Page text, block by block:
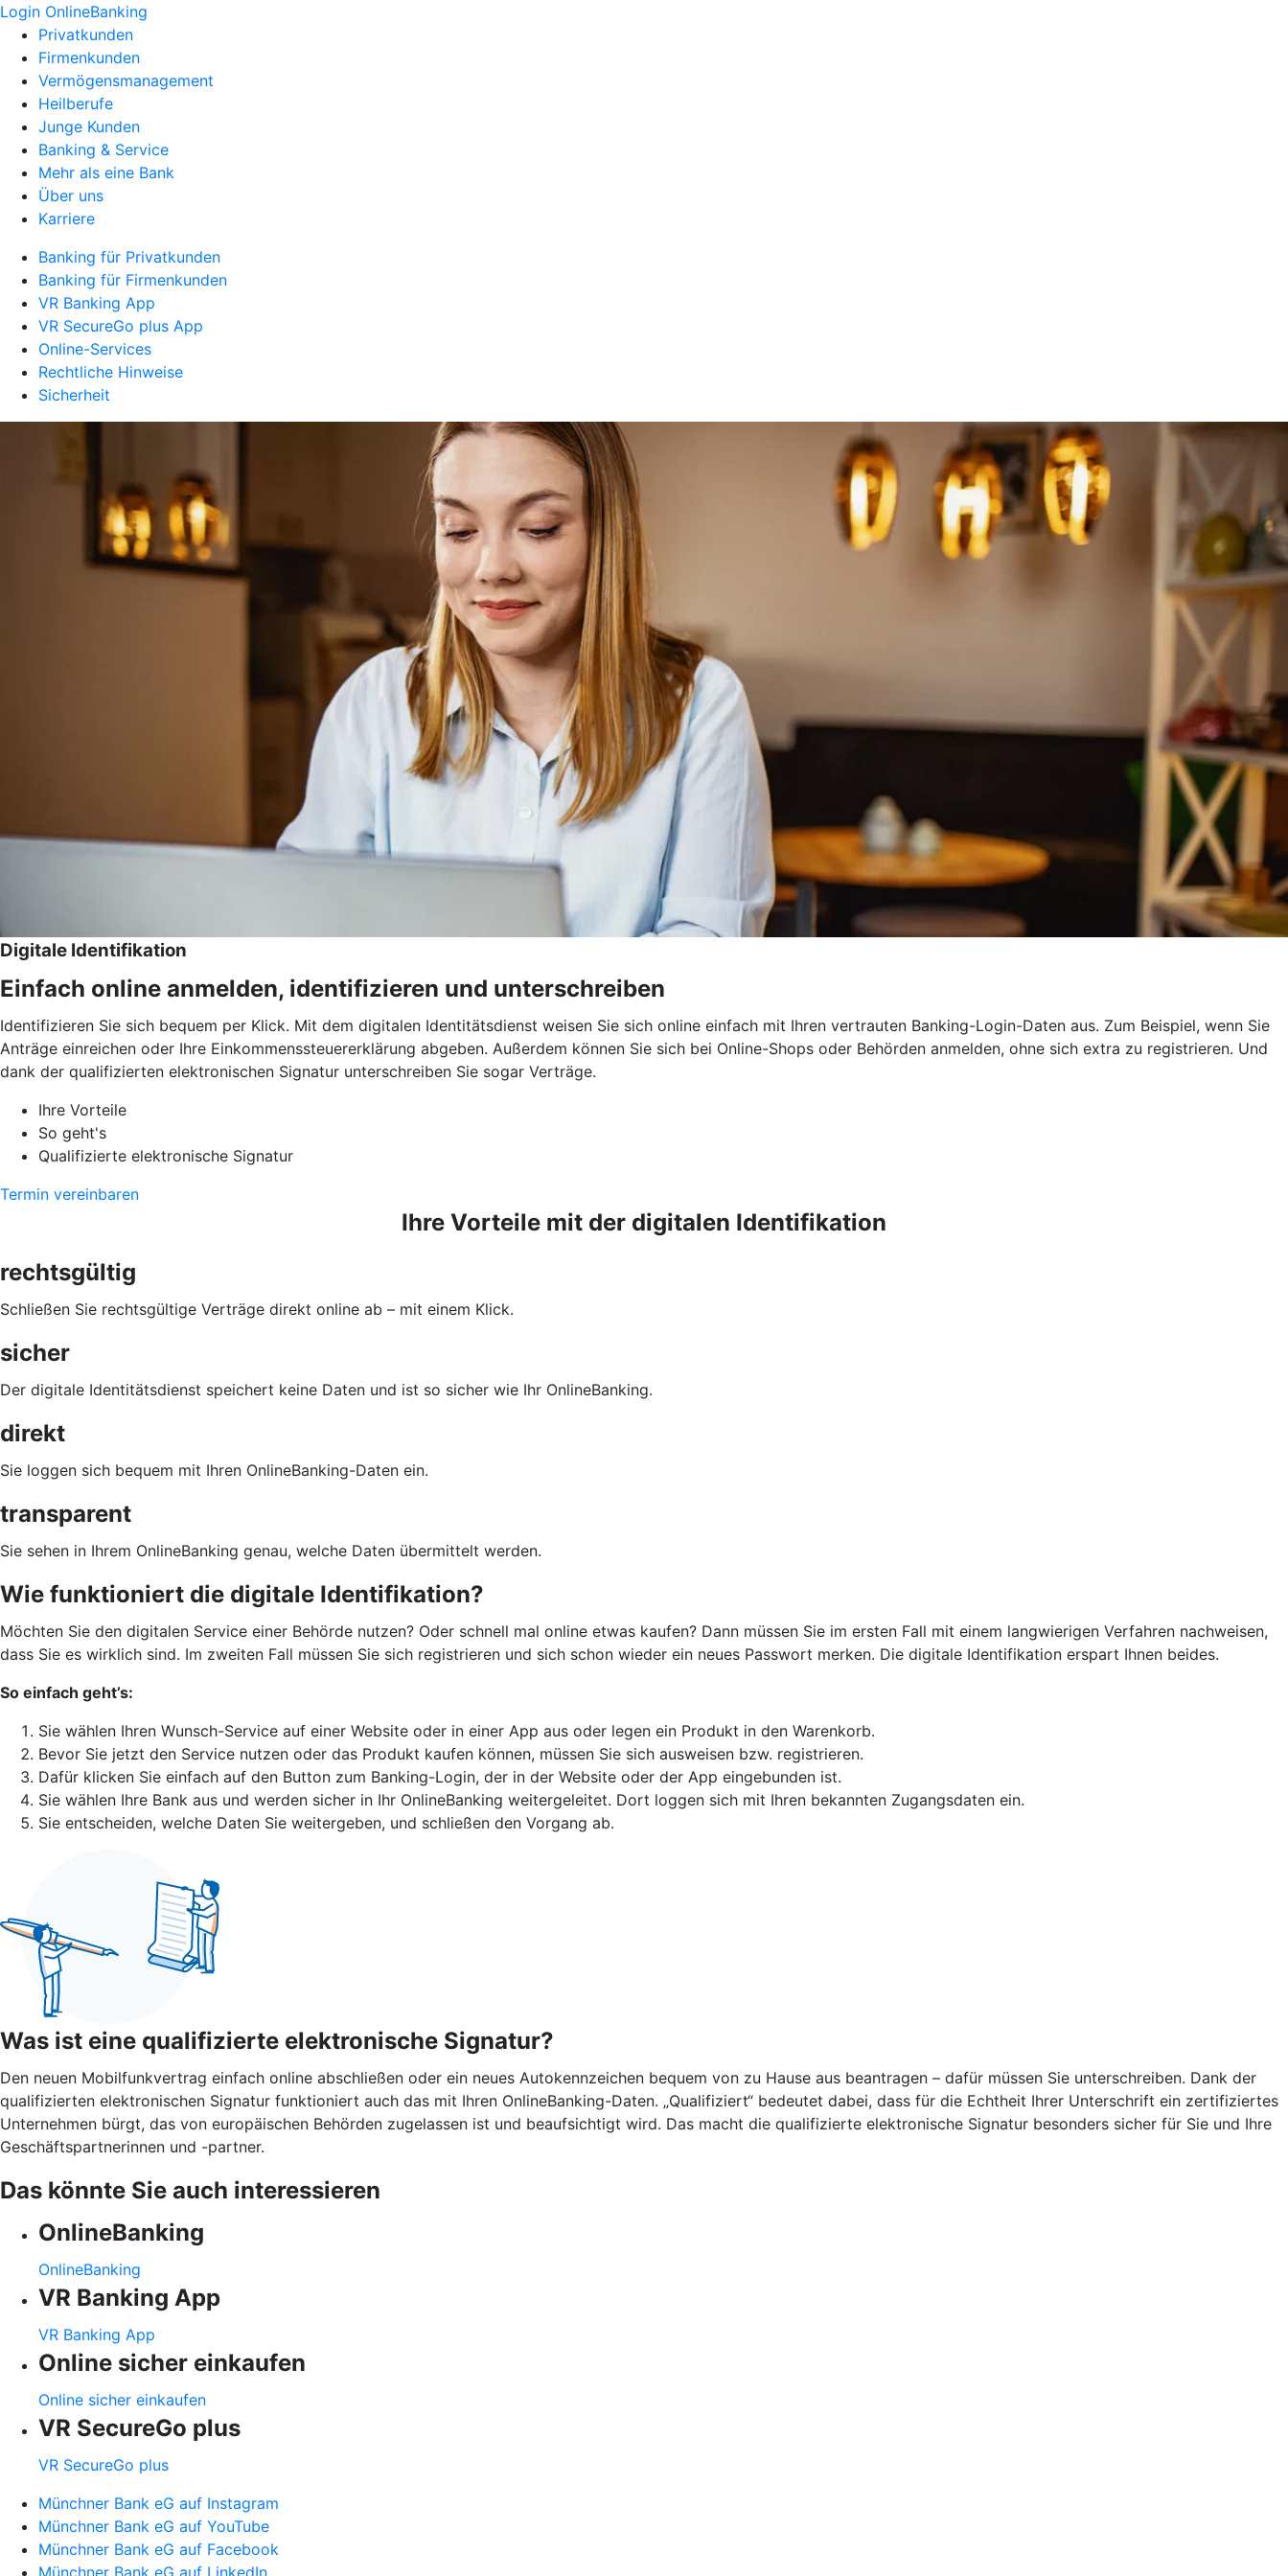
Login OnlineBanking
Privatkunden
Firmenkunden
Vermögensmanagement
Heilberufe
Junge Kunden
Banking & Service
Mehr als eine Bank
Über uns
Karriere
Banking für Privatkunden
Banking für Firmenkunden
VR Banking App
VR SecureGo plus App
Online-Services
Rechtliche Hinweise
Sicherheit
Digitale Identifikation
Einfach online anmelden, identifizieren und unterschreiben
Identifizieren Sie sich bequem per Klick. Mit dem digitalen Identitätsdienst weisen Sie sich online einfach mit Ihren vertrauten Banking-Login-Daten aus. Zum Beispiel, wenn Sie
Anträge einreichen oder Ihre Einkommenssteuererklärung abgeben. Außerdem können Sie sich bei Online-Shops oder Behörden anmelden, ohne sich extra zu registrieren. Und
dank der qualifizierten elektronischen Signatur unterschreiben Sie sogar Verträge.
Ihre Vorteile
So geht's
Qualifizierte elektronische Signatur
Termin vereinbaren
Ihre Vorteile mit der digitalen Identifikation
rechtsgültig
Schließen Sie rechtsgültige Verträge direkt online ab – mit einem Klick.
sicher
Der digitale Identitätsdienst speichert keine Daten und ist so sicher wie Ihr OnlineBanking.
direkt
Sie loggen sich bequem mit Ihren OnlineBanking-Daten ein.
transparent
Sie sehen in Ihrem OnlineBanking genau, welche Daten übermittelt werden.
Wie funktioniert die digitale Identifikation?
Möchten Sie den digitalen Service einer Behörde nutzen? Oder schnell mal online etwas kaufen? Dann müssen Sie im ersten Fall mit einem langwierigen Verfahren nachweisen,
dass Sie es wirklich sind. Im zweiten Fall müssen Sie sich registrieren und sich schon wieder ein neues Passwort merken. Die digitale Identifikation erspart Ihnen beides.
So einfach geht’s:
Sie wählen Ihren Wunsch-Service auf einer Website oder in einer App aus oder legen ein Produkt in den Warenkorb.
Bevor Sie jetzt den Service nutzen oder das Produkt kaufen können, müssen Sie sich ausweisen bzw. registrieren.
Dafür klicken Sie einfach auf den Button zum Banking-Login, der in der Website oder der App eingebunden ist.
Sie wählen Ihre Bank aus und werden sicher in Ihr OnlineBanking weitergeleitet. Dort loggen sich mit Ihren bekannten Zugangsdaten ein.
Sie entscheiden, welche Daten Sie weitergeben, und schließen den Vorgang ab.
Was ist eine qualifizierte elektronische Signatur?
Den neuen Mobilfunkvertrag einfach online abschließen oder ein neues Autokennzeichen bequem von zu Hause aus beantragen – dafür müssen Sie unterschreiben. Dank der
qualifizierten elektronischen Signatur funktioniert auch das mit Ihren OnlineBanking-Daten. „Qualifiziert“ bedeutet dabei, dass für die Echtheit Ihrer Unterschrift ein zertifiziertes
Unternehmen bürgt, das von europäischen Behörden zugelassen ist und beaufsichtigt wird. Das macht die qualifizierte elektronische Signatur besonders sicher für Sie und Ihre
Geschäftspartnerinnen und -partner.
Das könnte Sie auch interessieren
OnlineBanking
OnlineBanking
VR Banking App
VR Banking App
Online sicher einkaufen
Online sicher einkaufen
VR SecureGo plus
VR SecureGo plus
Münchner Bank eG auf Instagram
Münchner Bank eG auf YouTube
Münchner Bank eG auf Facebook
Münchner Bank eG auf LinkedIn